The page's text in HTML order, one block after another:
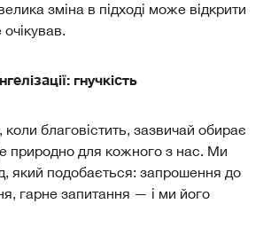
зміна в підході може відкрити
очікував.
гнучкість
коли благовістить, зазвичай обирає
природно для кожного з нас. Ми
який подобається: запрошення до
гарне запитання — і ми його